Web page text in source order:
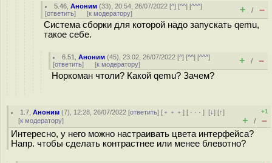
5.46 ,Аноним (33), 20:54, 26/07/2022 [^] [^^] [^^^]
[ответить] [к модератору] + / –
Система сборки для которой надо запускать qemu,
такое себе.
6.51 ,Аноним (45), 23:02, 26/07/2022 [^] [^^] [^^^]
[ответить] [к модератору] + / –
Норкоман чтоли? Какой qemu? Зачем?
1.7 ,Аноним (7), 12:28, 26/07/2022 [ответить] [ ﹢﹢﹢] [ · · ·][↓] [↑]
[к модератору]
+1
+ / –
Интересно, у него можно настраивать цвета интерфейса?
Напр. чтобы сделать контрастнее или менее блевотно?